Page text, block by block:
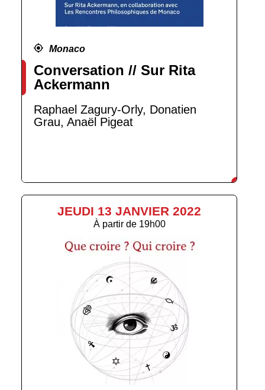
Monaco
Conversation // Sur Rita
Ackermann
Raphael Zagury-Orly, Donatien
Grau, Anaël Pigeat
JEUDI 13 JANVIER 2022
À partir de 19h00